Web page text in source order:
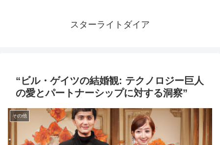
スターライトダイア
“ビル・ゲイツの結婚観: テクノロジー巨人
の愛とパートナーシップに対する洞察”
その他